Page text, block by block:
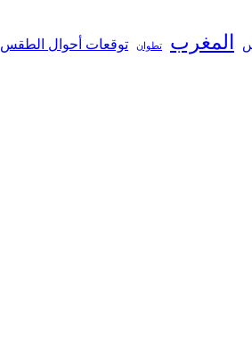
المغرب تطوان توقعات أحوال الطقس